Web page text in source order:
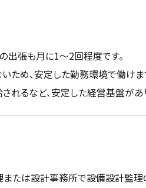
出張も月に1～2回程度です。
ため、安定した勤務環境で働けま
れるなど、安定した経営基盤があ
理または設計事務所で設備設計監